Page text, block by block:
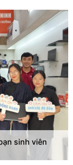
sinh viên